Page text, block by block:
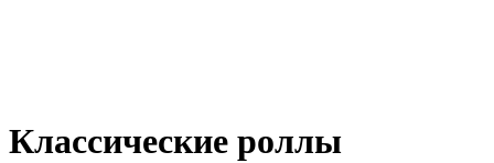
Классические роллы